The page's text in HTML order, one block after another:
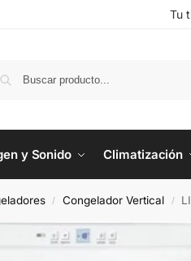
Tu
y Sonido Climatización
/ Congelador Vertical /